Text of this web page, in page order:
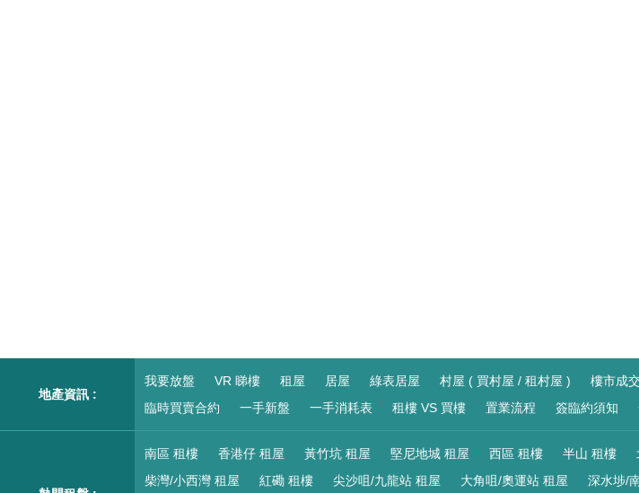
地產資訊 :
我要放盤 VR 睇樓 租屋 居屋 綠表居屋 村屋 ( 買村屋 / 租村屋 ) 樓市成
臨時買賣合約
一手新盤 一手消耗表 租樓 VS 買樓 置業流程 簽臨約須知
南區 租樓 香港仔 租屋 黃竹坑 租屋 堅尼地城 租屋 西區 租樓 半山 租樓
柴灣/小西灣 租屋
紅磡 租樓 尖沙咀/九龍站 租屋 大角咀/奧運站 租屋 深水埗/